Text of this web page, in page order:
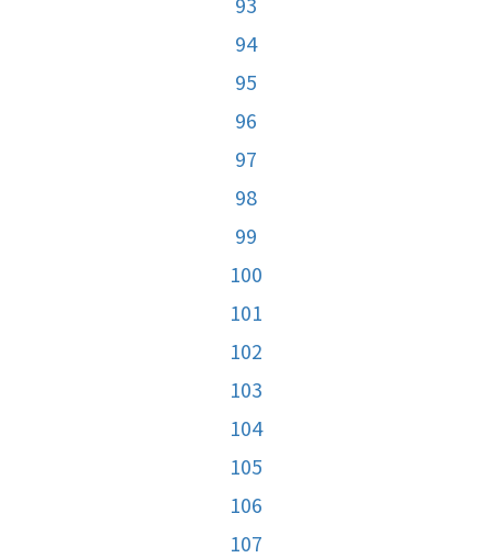
94
95
96
97
98
99
100
101
102
103
104
105
106
107